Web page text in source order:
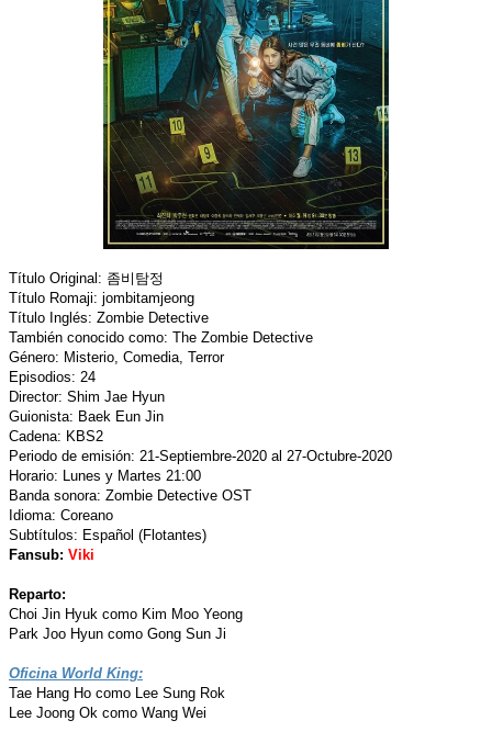
Título Original: 좀비탐정
Título Romaji: jombitamjeong
Título Inglés: Zombie Detective
También conocido como: The Zombie Detective
Género: Misterio, Comedia, Terror
Episodios: 24
Director: Shim Jae Hyun
Guionista: Baek Eun Jin
Cadena: KBS2
Periodo de emisión: 21-Septiembre-2020 al 27-Octubre-2020
Horario: Lunes y Martes 21:00
Banda sonora: Zombie Detective OST
Idioma: Coreano
Subtítulos: Español (Flotantes)
Fansub: Viki
Reparto:
Choi Jin Hyuk como Kim Moo Yeong
Park Joo Hyun como Gong Sun Ji
Oficina World King:
Tae Hang Ho como Lee Sung Rok
Lee Joong Ok como Wang Wei